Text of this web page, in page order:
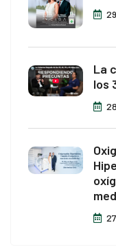
La
los